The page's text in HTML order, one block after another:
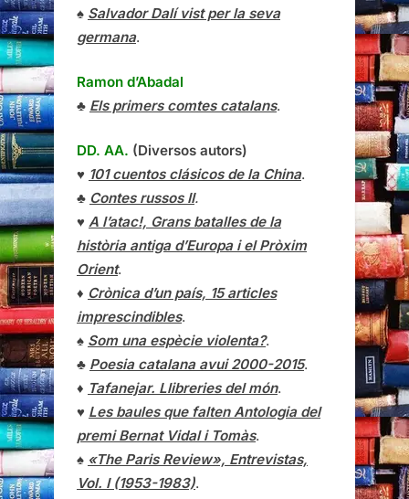
♠ Salvador Dalí vist per la seva
germana.
Ramon d’Abadal
♣ Els primers comtes catalans.
DD. AA. (Diversos autors)
♥ 101 cuentos clásicos de la China.
♣ Contes russos II.
♥ A l’atac!, Grans batalles de la
història antiga d’Europa i el Pròxim
Orient.
♦ Crònica d’un país, 15 articles
imprescindibles.
♠ Som una espècie violenta?.
♣ Poesia catalana avui 2000-2015.
♦ Tafanejar. Llibreries del món.
♥ Les baules que falten Antologia del
premi Bernat Vidal i Tomàs.
♠ «The Paris Review», Entrevistas,
Vol. I (1953-1983).